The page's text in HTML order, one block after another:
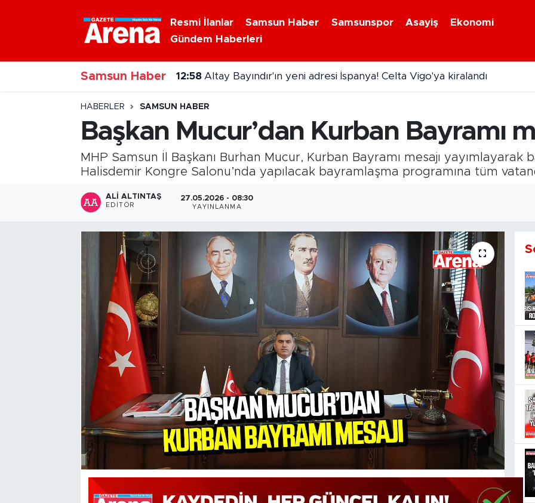
Resmi İlanlar Samsun Haber Samsunspor Asayiş
Ekonomi
Gündem Haberleri
Samsun Haber 12:58 Altay Bayındır'ın yeni adresi İspanya! Celta Vigo'ya kiralandı
12:26 Samsun'da puslu sabahın ardından Meteoroloji'den yağış uyarısı
HABERLER SAMSUN HABER
Başkan Mucur’dan Kurban Bayramı
MHP Samsun İl Başkanı Burhan Mucur, Kurban Bayramı mesajı yayımlayarak
Halisdemir Kongre Salonu’nda yapılacak bayramlaşma programına tüm
ALI ALTINTAŞ
EDITÖR
27.05.2026 - 08:30
YAYINLANMA
Nöbetçi Eczaneler
Hava Durumu
Samsun Namaz Vakitleri
Trafik Durumu
Süper Lig Puan Durumu ve Fikstür
Tüm Manşetler